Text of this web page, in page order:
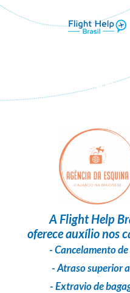
em parceria
A Flight Help
oferece auxílio nos
- Cancelamento
- Atraso superior
- Extravio de